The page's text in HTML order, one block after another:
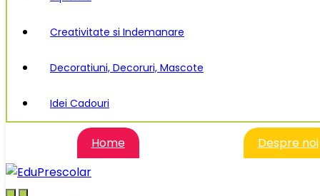
Creativitate si Indemanare
Decoratiuni, Decoruri, Mascote
Idei Cadouri
Home Despre noi